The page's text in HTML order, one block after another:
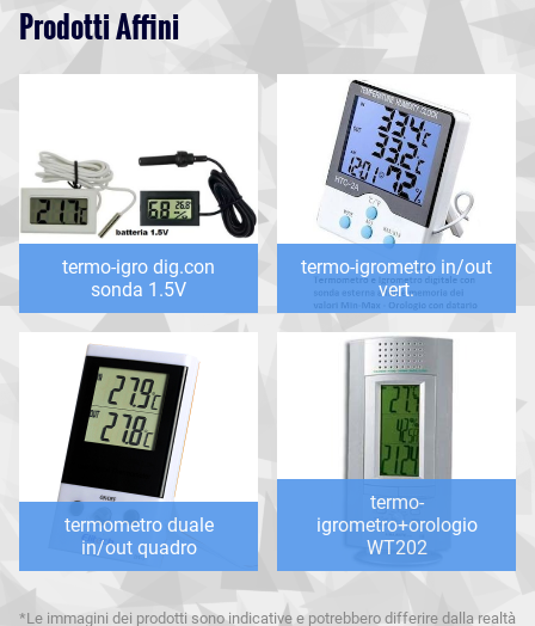
Prodotti Affini
termo-igro dig.con
sonda 1.5V
termo-igrometro in/out
vert.
termometro duale
in/out quadro
termo-
igrometro+orologio
WT202
*Le immagini dei prodotti sono indicative e potrebbero differire dalla realtà